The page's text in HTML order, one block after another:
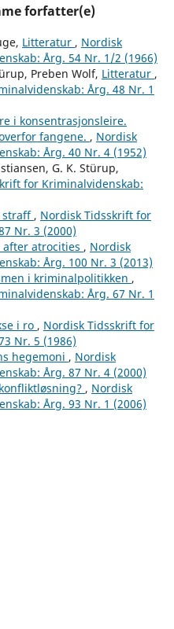
forfatter(e)
Litteratur , Nordisk
Årg. 54 Nr. 1/2 (1966)
Preben Wolf, Litteratur ,
Årg. 48 Nr. 1
i konsentrasjonsleire.
fangene. , Nordisk
Årg. 40 Nr. 4 (1952)
G. K. Stürup,
for Kriminalvidenskab:
straff , Nordisk Tidsskrift for
Nr. 3 (2000)
after atrocities , Nordisk
Årg. 100 Nr. 3 (2013)
i kriminalpolitikken ,
Årg. 67 Nr. 1
i ro , Nordisk Tidsskrift for
Nr. 5 (1986)
hegemoni , Nordisk
Årg. 87 Nr. 4 (2000)
, Nordisk
Årg. 93 Nr. 1 (2006)